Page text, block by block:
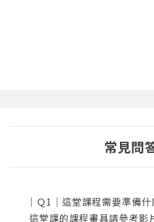
常見問
｜Ｑ1｜這堂課程需要準備什
這堂課的課程畫具請參考影